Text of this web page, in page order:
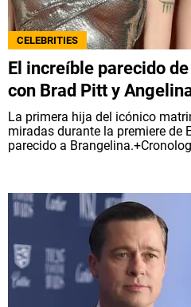
QUIENES SOMOS | STAFF
Escribe en Spoiler
Términos y Condiciones
Política Editorial
Ad Choices
Todos
CELEBRITIES
El increíble parecido
con Brad Pitt y
La primera hija del icónico
miradas durante la premiere de
parecido a